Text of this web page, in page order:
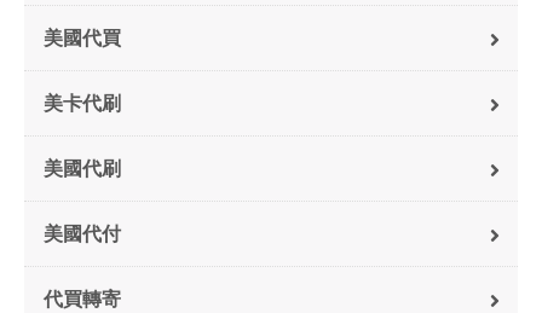
美國代買
美卡代刷
美國代刷
美國代付
代買轉寄